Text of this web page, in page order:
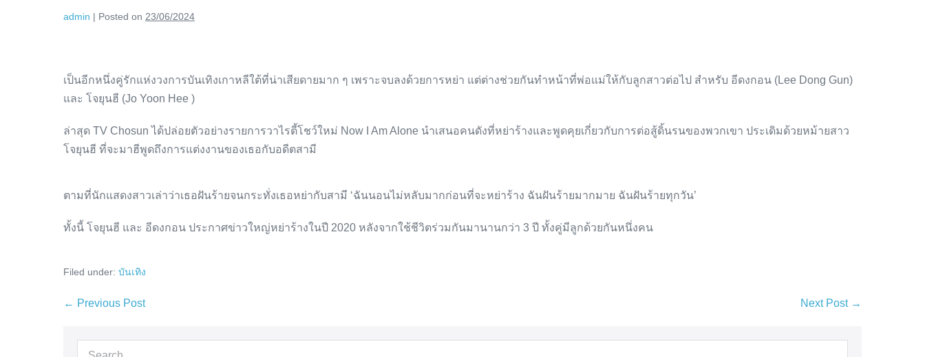
admin | Posted on 23/06/2024
เป็นอีกหนึ่งคู่รักแห่งวงการบันเทิงเกาหลีใต้ที่น่าเสียดายมาก ๆ เพราะจบลงด้วยการหย่า แต่ต่างช่วยกันทำหน้าที่พ่อแม่ให้กับลูกสาวต่อไป สำหรับ อีดงกอน (Lee Dong Gun)
และ โจยุนฮี (Jo Yoon Hee )
ล่าสุด TV Chosun ได้ปล่อยตัวอย่างรายการวาไรตี้โชว์ใหม่ Now I Am Alone นำเสนอคนดังที่หย่าร้างและพูดคุยเกี่ยวกับการต่อสู้ดิ้นรนของพวกเขา ประเดิมด้วยหม้ายสาว
โจยุนฮี ที่จะมาฮีพูดถึงการแต่งงานของเธอกับอดีตสามี
ตามที่นักแสดงสาวเล่าว่าเธอฝันร้ายจนกระทั่งเธอหย่ากับสามี ‘ฉันนอนไม่หลับมากก่อนที่จะหย่าร้าง ฉันฝันร้ายมากมาย ฉันฝันร้ายทุกวัน’
ทั้งนี้ โจยุนฮี และ อีดงกอน ประกาศข่าวใหญ่หย่าร้างในปี 2020 หลังจากใช้ชีวิตร่วมกันมานานกว่า 3 ปี ทั้งคู่มีลูกด้วยกันหนึ่งคน
Filed under: บันเทิง
Post
← Previous Post Next Post →
Search